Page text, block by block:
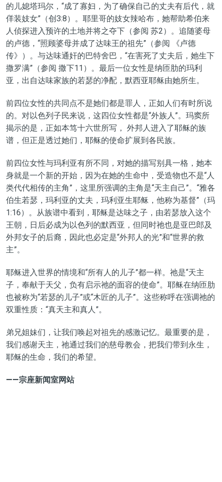
的儿媳塔玛尔， “成了寡妇，为了确保自己的丈夫有后代，就
佯装妓女”（创3:8）。耶里哥的妓女辣哈布，她帮助希伯来
人侦探进入预许的土地并将之夺下（参阅 苏2）。追随婆母
的卢德，“照顾婆母并成了达味王的祖先”（参阅 《卢德
传》 ）。与达味通奸的巴特舍巴 ， “在害死了丈夫后，她生下
撒罗满”（参阅 撒下11 ） 。最后一位女性是纳匝肋的玛利
亚，出自达味家族的若瑟的净配，默西亚耶稣由她所生。
前四位女性的共同点不是她们都是罪人，正如人们有时所说
的。对以色列子民来说，这四位女性都是“外族人”。 玛窦所
揭示的是，正如本笃十六世所写， 外邦人进入了耶稣的族
谱， 但正是透过她们，耶稣的使命扩展到各民族。
前四位女性与玛利亚有所不同，对她的描写别具一格，她本
身就是一个新的开始，因为在她的生命中，受造物也不是“人
类代代相传的主角”，这里所强调的主角是“天主自己”。 “雅各
伯生若瑟，玛利亚的丈夫，玛利亚生耶稣，他称为基督”（玛
1:16） 。从族谱中看到，耶稣是达味之子，由若瑟放入这个
王朝，日后必成为以色列的默西亚，但同时祂也是亚巴郎及
外邦女子的后裔，因此也必定是“外邦人的光”和“世界的救
主”。
耶稣进入世界的情境和“所有人的儿子”都一样。祂是“天主
子，奉献于天父，负有启示祂的面容的使命”。耶稣在纳匝肋
也被称为“若瑟的儿子”或“木匠的儿子”。这些称呼在强调祂的
双重性质： “真天主和真人”。
弟兄姐妹们，让我们唤起对祖先的感激记忆。最重要的是，
我们感谢天主 ， 祂通过我们的慈母教会 ，把我们带到永生，
耶稣的生命，我们的希望。
——宗座新闻室网站